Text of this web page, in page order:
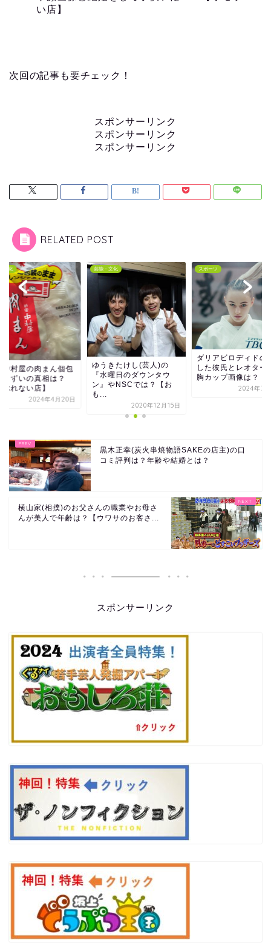
い店】
次回の記事も要チェック！
スポンサーリンク
スポンサーリンク
スポンサーリンク
RELATED POST
文化
中村屋の肉まん個包
まずいの真相は？
ぶれない店】
2024年4月20日
芸能・文化
ゆうきたけし(芸人)の
『水曜日のダウンタウ
ン』やNSCでは？【お
も...
2020年12月15日
スポーツ
ダリアビロディドの
した彼氏とレオター
胸カップ画像は？
2024年7
黒木正幸(炭火串焼物語SAKEの店主)の口
コミ評判は？年齢や結婚とは？
横山家(相撲)のお父さんの職業やお母さ
んが美人で年齢は？【ウワサのお客さ...
スポンサーリンク